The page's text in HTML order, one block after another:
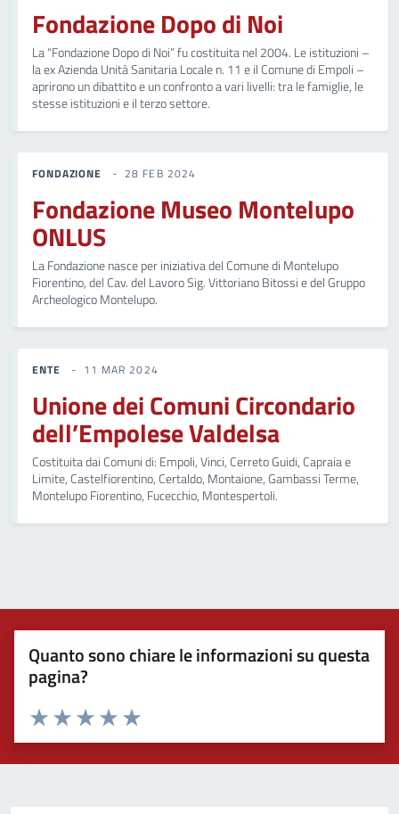
Fondazione Dopo di Noi
La “Fondazione Dopo di Noi” fu costituita nel 2004. Le istituzioni –
la ex Azienda Unità Sanitaria Locale n. 11 e il Comune di Empoli –
aprirono un dibattito e un confronto a vari livelli: tra le famiglie, le
stesse istituzioni e il terzo settore.
FONDAZIONE 28 FEB 2024
Fondazione Museo Montelupo
ONLUS
La Fondazione nasce per iniziativa del Comune di Montelupo
Fiorentino, del Cav. del Lavoro Sig. Vittoriano Bitossi e del Gruppo
Archeologico Montelupo.
ENTE 11 MAR 2024
Unione dei Comuni Circondario
dell’Empolese Valdelsa
Costituita dai Comuni di: Empoli, Vinci, Cerreto Guidi, Capraia e
Limite, Castelfiorentino, Certaldo, Montaione, Gambassi Terme,
Montelupo Fiorentino, Fucecchio, Montespertoli.
Quanto sono chiare le informazioni su questa
pagina?
Valuta 5 stelle su 5
Valuta 4 stelle su 5
Valuta 3 stelle su 5
Valuta 2 stelle su 5
Valuta 1 stelle su 5